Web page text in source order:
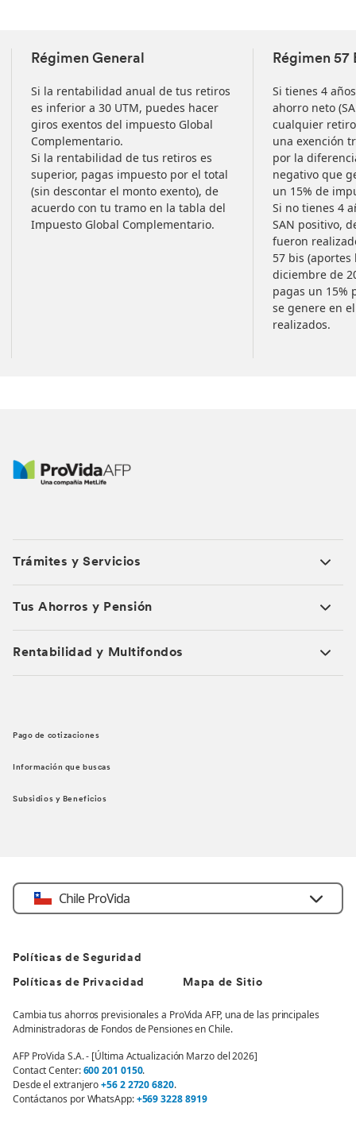
slides
Régimen General
Si la rentabilidad anual de tus retiros
es inferior a 30 UTM, puedes hacer
giros exentos del impuesto Global
Complementario.
Si la rentabilidad de tus retiros es
superior, pagas impuesto por el total
(sin descontar el monto exento), de
acuerdo con tu tramo en la tabla del
Impuesto Global Complementario.
Régimen 57
Si tienes 4
ahorro neto
cualquier
una exención
por la
negativo que
un 15% de
Si no tienes 4
SAN positivo,
fueron
57 bis (aportes
diciembre de
pagas un 15%
se genere en
realizados.
Trámites y Servicios
Tus Ahorros y Pensión
Rentabilidad y Multifondos
Pago de cotizaciones
Información que buscas
Subsidios y Beneficios
Chile ProVida
Políticas de Seguridad
Políticas de Privacidad Mapa de Sitio
Cambia tus ahorros previsionales a ProVida AFP, una de las principales
Administradoras de Fondos de Pensiones en Chile.
AFP ProVida S.A. - [Última Actualización Marzo del 2026]
Contact Center:600 201 0150.
Desde el extranjero+56 2 2720 6820.
Contáctanos por WhatsApp:+569 3228 8919